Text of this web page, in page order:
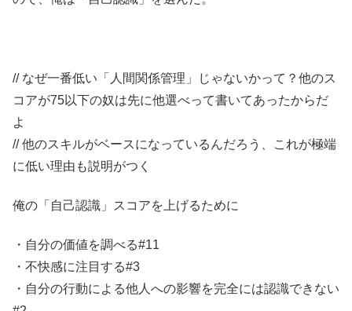
// なぜ一番低い「人間関係管理」じゃないかって？他のス
コアが75以下の奴は先に他選べって書いてあったからだ
よ
// 他のスキルがベースになっているんだろう、これが極端
に低い理由も説明がつく
俺の「自己認識」スコアを上げるために
・自分の価値を調べる#11
・不快感に注目する#3
・自分の行動による他人への影響を完全には認識できない